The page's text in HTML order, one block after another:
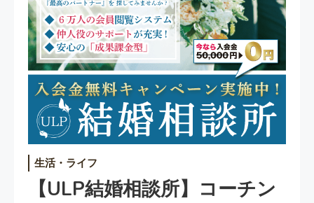
生活・ライフ
【ULP結婚相談所】コーチン